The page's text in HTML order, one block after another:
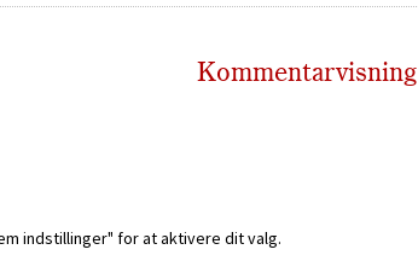
Kommentarvisning
indstillinger" for at aktivere dit valg.